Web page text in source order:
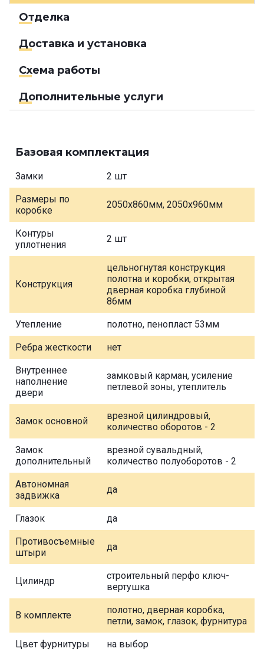
Отделка
Доставка и установка
Схема работы
Дополнительные услуги
Базовая комплектация
Замки 2 шт
Размеры по
коробке
2050х860мм, 2050х960мм
Контуры
уплотнения
2 шт
Конструкция
цельногнутая конструкция
полотна и коробки, открытая
дверная коробка глубиной
86мм
Утепление полотно, пенопласт 53мм
Ребра жесткости нет
Внутреннее
наполнение
двери
замковый карман, усиление
петлевой зоны, утеплитель
Замок основной
врезной цилиндровый,
количество оборотов - 2
Замок
дополнительный
врезной сувальдный,
количество полуоборотов - 2
Автономная
задвижка
да
Глазок да
Противосъемные
штыри
да
Цилиндр
строительный перфо ключ-
вертушка
В комплекте
полотно, дверная коробка,
петли, замок, глазок, фурнитура
Цвет фурнитуры на выбор